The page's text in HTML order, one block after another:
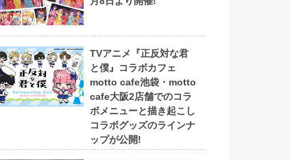
TVアニメ『正反対な君
と僕』コラボカフェ
motto cafe池袋・motto
cafe大阪2店舗でのコラ
ボメニューと描き起こし
コラボグッズのラインナ
ップが公開!